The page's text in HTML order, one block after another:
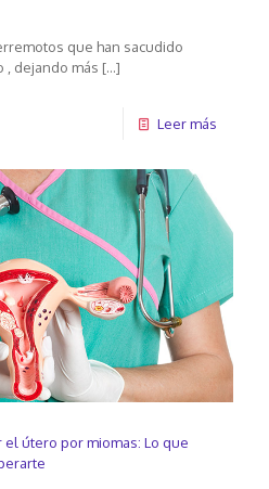
que han sacudido
, dejando más […]
Leer más
útero por miomas: Lo que